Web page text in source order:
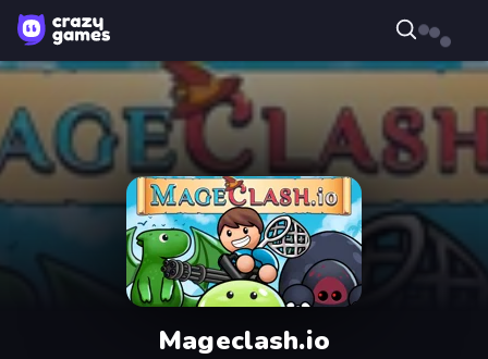
Mageclash.io